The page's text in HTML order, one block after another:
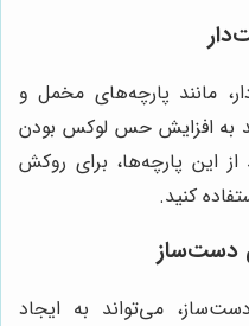
مانند پارچه‌های مخمل و
به افزایش حس لوکس بودن
این پارچه‌ها، برای روکش
کنید.
دست‌ساز
می‌تواند به ایجاد